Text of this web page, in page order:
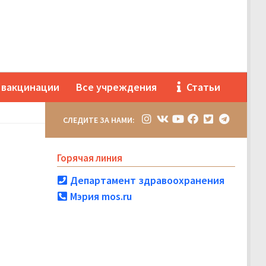
Все учреждения Статьи
СЛЕДИТЕ ЗА НАМИ:
Горячая линия
Департамент здравоохранения
Мэрия mos.ru